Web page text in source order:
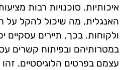
איכותיות. סוכנויות רבות
האנגלית, מה שיכול להקל
ולקוחות. בכך, תיירים עסקיים
במטרותיהם ובפיתוח קשרים
עצמם בפרטים הלוגיסטיים.